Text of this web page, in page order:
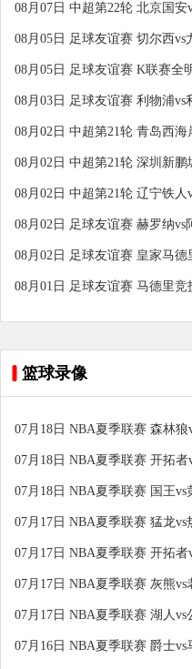
08月07日 中超第22轮 北京国
08月05日 足球友谊赛 切尔西
08月05日 足球友谊赛 K联赛全
08月03日 足球友谊赛 利物浦
08月02日 中超第21轮 青岛西
08月02日 中超第21轮 深圳新
08月02日 中超第21轮 辽宁铁
08月02日 足球友谊赛 赫罗纳
08月02日 足球友谊赛 皇家马
08月01日 足球友谊赛 马德里
篮球录像
07月18日 NBA夏季联赛 森林
07月18日 NBA夏季联赛 开拓
07月18日 NBA夏季联赛 国王
07月17日 NBA夏季联赛 猛龙
07月17日 NBA夏季联赛 开拓
07月17日 NBA夏季联赛 灰熊
07月17日 NBA夏季联赛 湖人
07月16日 NBA夏季联赛 爵士